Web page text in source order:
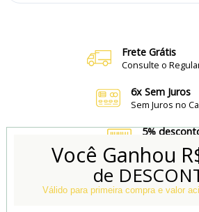
Frete Grátis
Consulte o
6x Sem Juros
Sem Juros no
5%
no Boleto e Pix
Conheça
Nossa Loja Física
Você Ganhou
de
Válido para primeira compra e valor